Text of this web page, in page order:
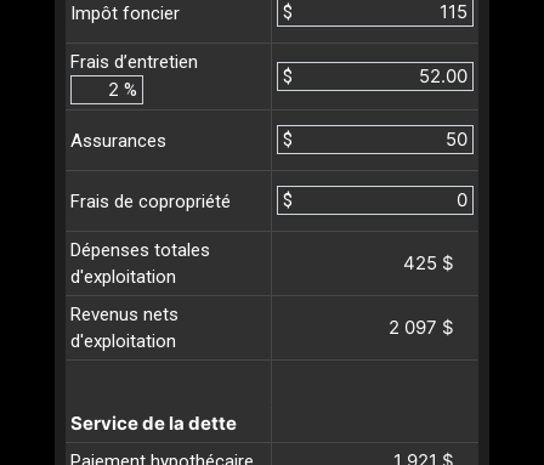
Impôt foncier $
Frais d’entretien
%
$
Assurances $
Frais de copropriété $
Dépenses totales
d'exploitation
425 $
Revenus nets
d'exploitation
2 097 $
Service de la dette